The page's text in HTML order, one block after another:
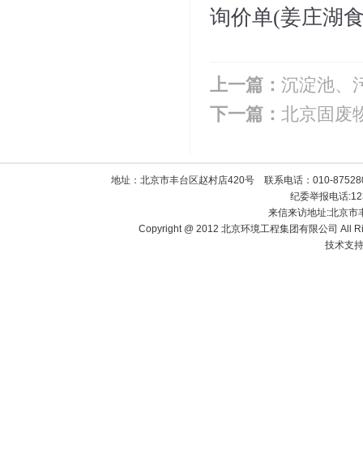
询价单(姜庄湖
上一篇： 沉淀池、
下一篇： 北京固废
地址：北京市丰台区赵村店420号 联系电话：010-
纪委举报电话
来信来访地址:北京市
Copyright @ 2012 北京环境工程集团有限公司 All
技术支